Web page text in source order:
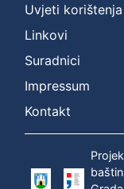
Uvjeti korištenja
Linkovi
Suradnici
Impressum
Kontakt